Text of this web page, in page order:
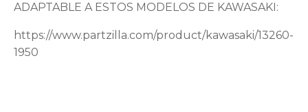
ADAPTABLE A ESTOS MODELOS DE KAWASAKI:
https://www.partzilla.com/product/kawasaki/13260-
1950